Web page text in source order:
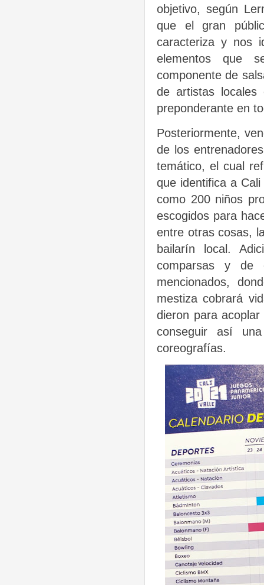
objetivo, según
que el gran
caracteriza y nos
elementos que
componente de
de artistas
preponderante en
Posteriormente,
de los
temático, el cual
que identifica a
como 200 niños
escogidos para
entre otras cosas,
bailarín local.
comparsas y de
mencionados,
mestiza cobrará
dieron para
conseguir así
coreografías.